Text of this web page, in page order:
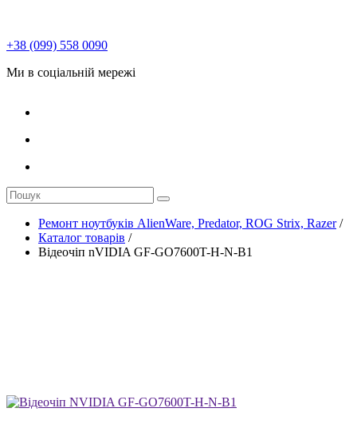
+38 (099) 558 0090
Ми в соціальній мережі
Ремонт ноутбуків AlienWare, Predator, ROG Strix, Razer/
Каталог товарів /
Відеочіп nVIDIA GF-GO7600T-H-N-B1